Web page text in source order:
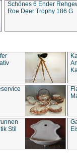
Schönes 6 Ender
Roe Deer Trophy 186 G
Stil